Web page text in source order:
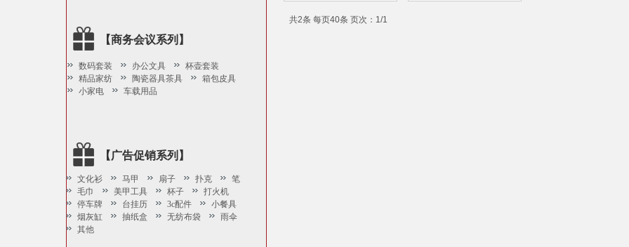
【商务会议系列】
数码套装 办公文具
杯壶套装
精品家纺
陶瓷器具茶具
箱包皮具
小家电
车载用品
【广告促销系列】
文化衫 马甲 扇子 扑克
笔
毛巾
美甲工具 杯子
打火机
停车牌
台挂历 3c配件
小餐具
烟灰缸
抽纸盒 无纺布袋
雨伞
其他
共2条 每页40条 页次：1/1